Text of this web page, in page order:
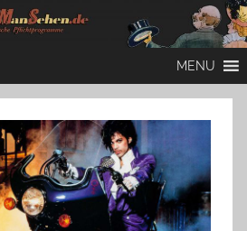
MENU